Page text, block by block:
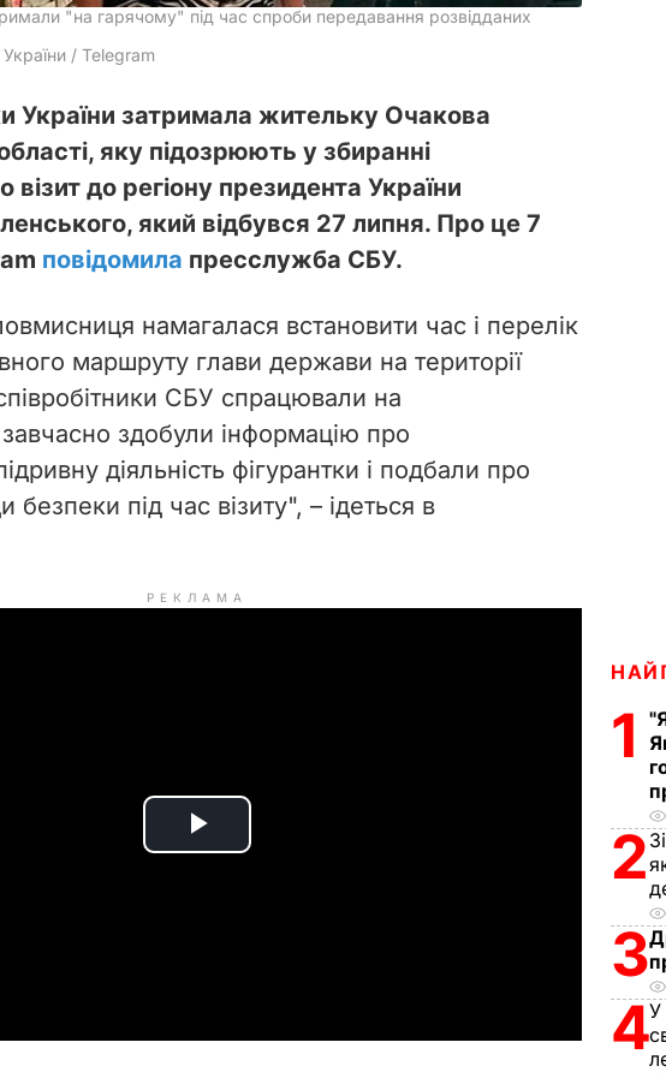
"на гарячому" під час спроби передавання розвідданих
/ Telegram
України затримала жительку Очакова
яку підозрюють у збиранні
візит до регіону президента України
який відбувся 27 липня. Про це 7
повідомила пресслужба СБУ.
намагалася встановити час і перелік
маршруту глави держави на території
СБУ спрацювали на
здобули інформацію про
діяльність фігурантки і подбали про
безпеки під час візиту", – ідеться в
РЕКЛАМА
P
1
2
3
4У